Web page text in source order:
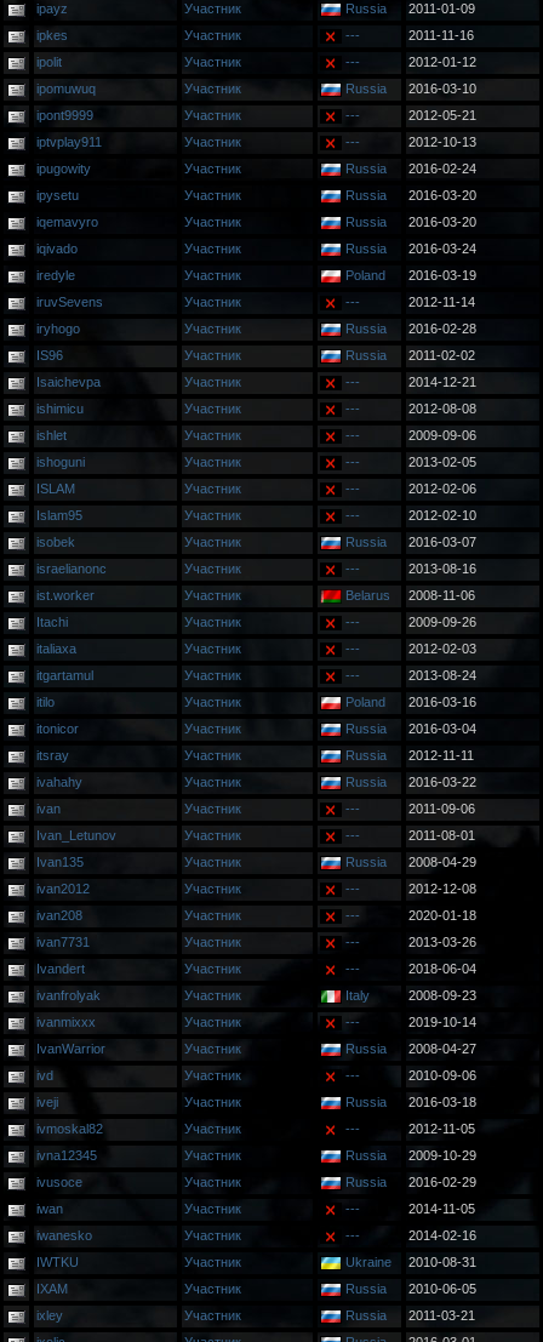
ipayz
Участник Russia
2011-01-09
ipkes
Участник ---
2011-11-16
ipolit
Участник ---
2012-01-12
ipomuwuq
Участник Russia
2016-03-10
ipont9999
Участник ---
2012-05-21
iptvplay911
Участник ---
2012-10-13
ipugowity
Участник Russia
2016-02-24
ipysetu
Участник Russia
2016-03-20
iqemavyro
Участник Russia
2016-03-20
iqivado
Участник Russia
2016-03-24
iredyle
Участник Poland
2016-03-19
iruvSevens
Участник ---
2012-11-14
iryhogo
Участник Russia
2016-02-28
IS96
Участник Russia
2011-02-02
Isaichevpa
Участник ---
2014-12-21
ishimicu
Участник ---
2012-08-08
ishlet
Участник ---
2009-09-06
ishoguni
Участник ---
2013-02-05
ISLAM
Участник ---
2012-02-06
Islam95
Участник ---
2012-02-10
isobek
Участник Russia
2016-03-07
israelianonc
Участник ---
2013-08-16
ist.worker
Участник Belarus
2008-11-06
Itachi
Участник ---
2009-09-26
italiaxa
Участник ---
2012-02-03
itgartamul
Участник ---
2013-08-24
itilo
Участник Poland
2016-03-16
itonicor
Участник Russia
2016-03-04
itsray
Участник Russia
2012-11-11
ivahahy
Участник Russia
2016-03-22
ivan
Участник ---
2011-09-06
Ivan_Letunov
Участник ---
2011-08-01
Ivan135
Участник Russia
2008-04-29
ivan2012
Участник ---
2012-12-08
ivan208
Участник ---
2020-01-18
ivan7731
Участник ---
2013-03-26
Ivandert
Участник ---
2018-06-04
ivanfrolyak
Участник Italy
2008-09-23
ivanmixxx
Участник ---
2019-10-14
IvanWarrior
Участник Russia
2008-04-27
ivd
Участник ---
2010-09-06
iveji
Участник Russia
2016-03-18
ivmoskal82
Участник ---
2012-11-05
ivna12345
Участник Russia
2009-10-29
ivusoce
Участник Russia
2016-02-29
iwan
Участник ---
2014-11-05
iwanesko
Участник ---
2014-02-16
IWTKU
Участник Ukraine
2010-08-31
IXAM
Участник Russia
2010-06-05
ixley
Участник Russia
2011-03-21